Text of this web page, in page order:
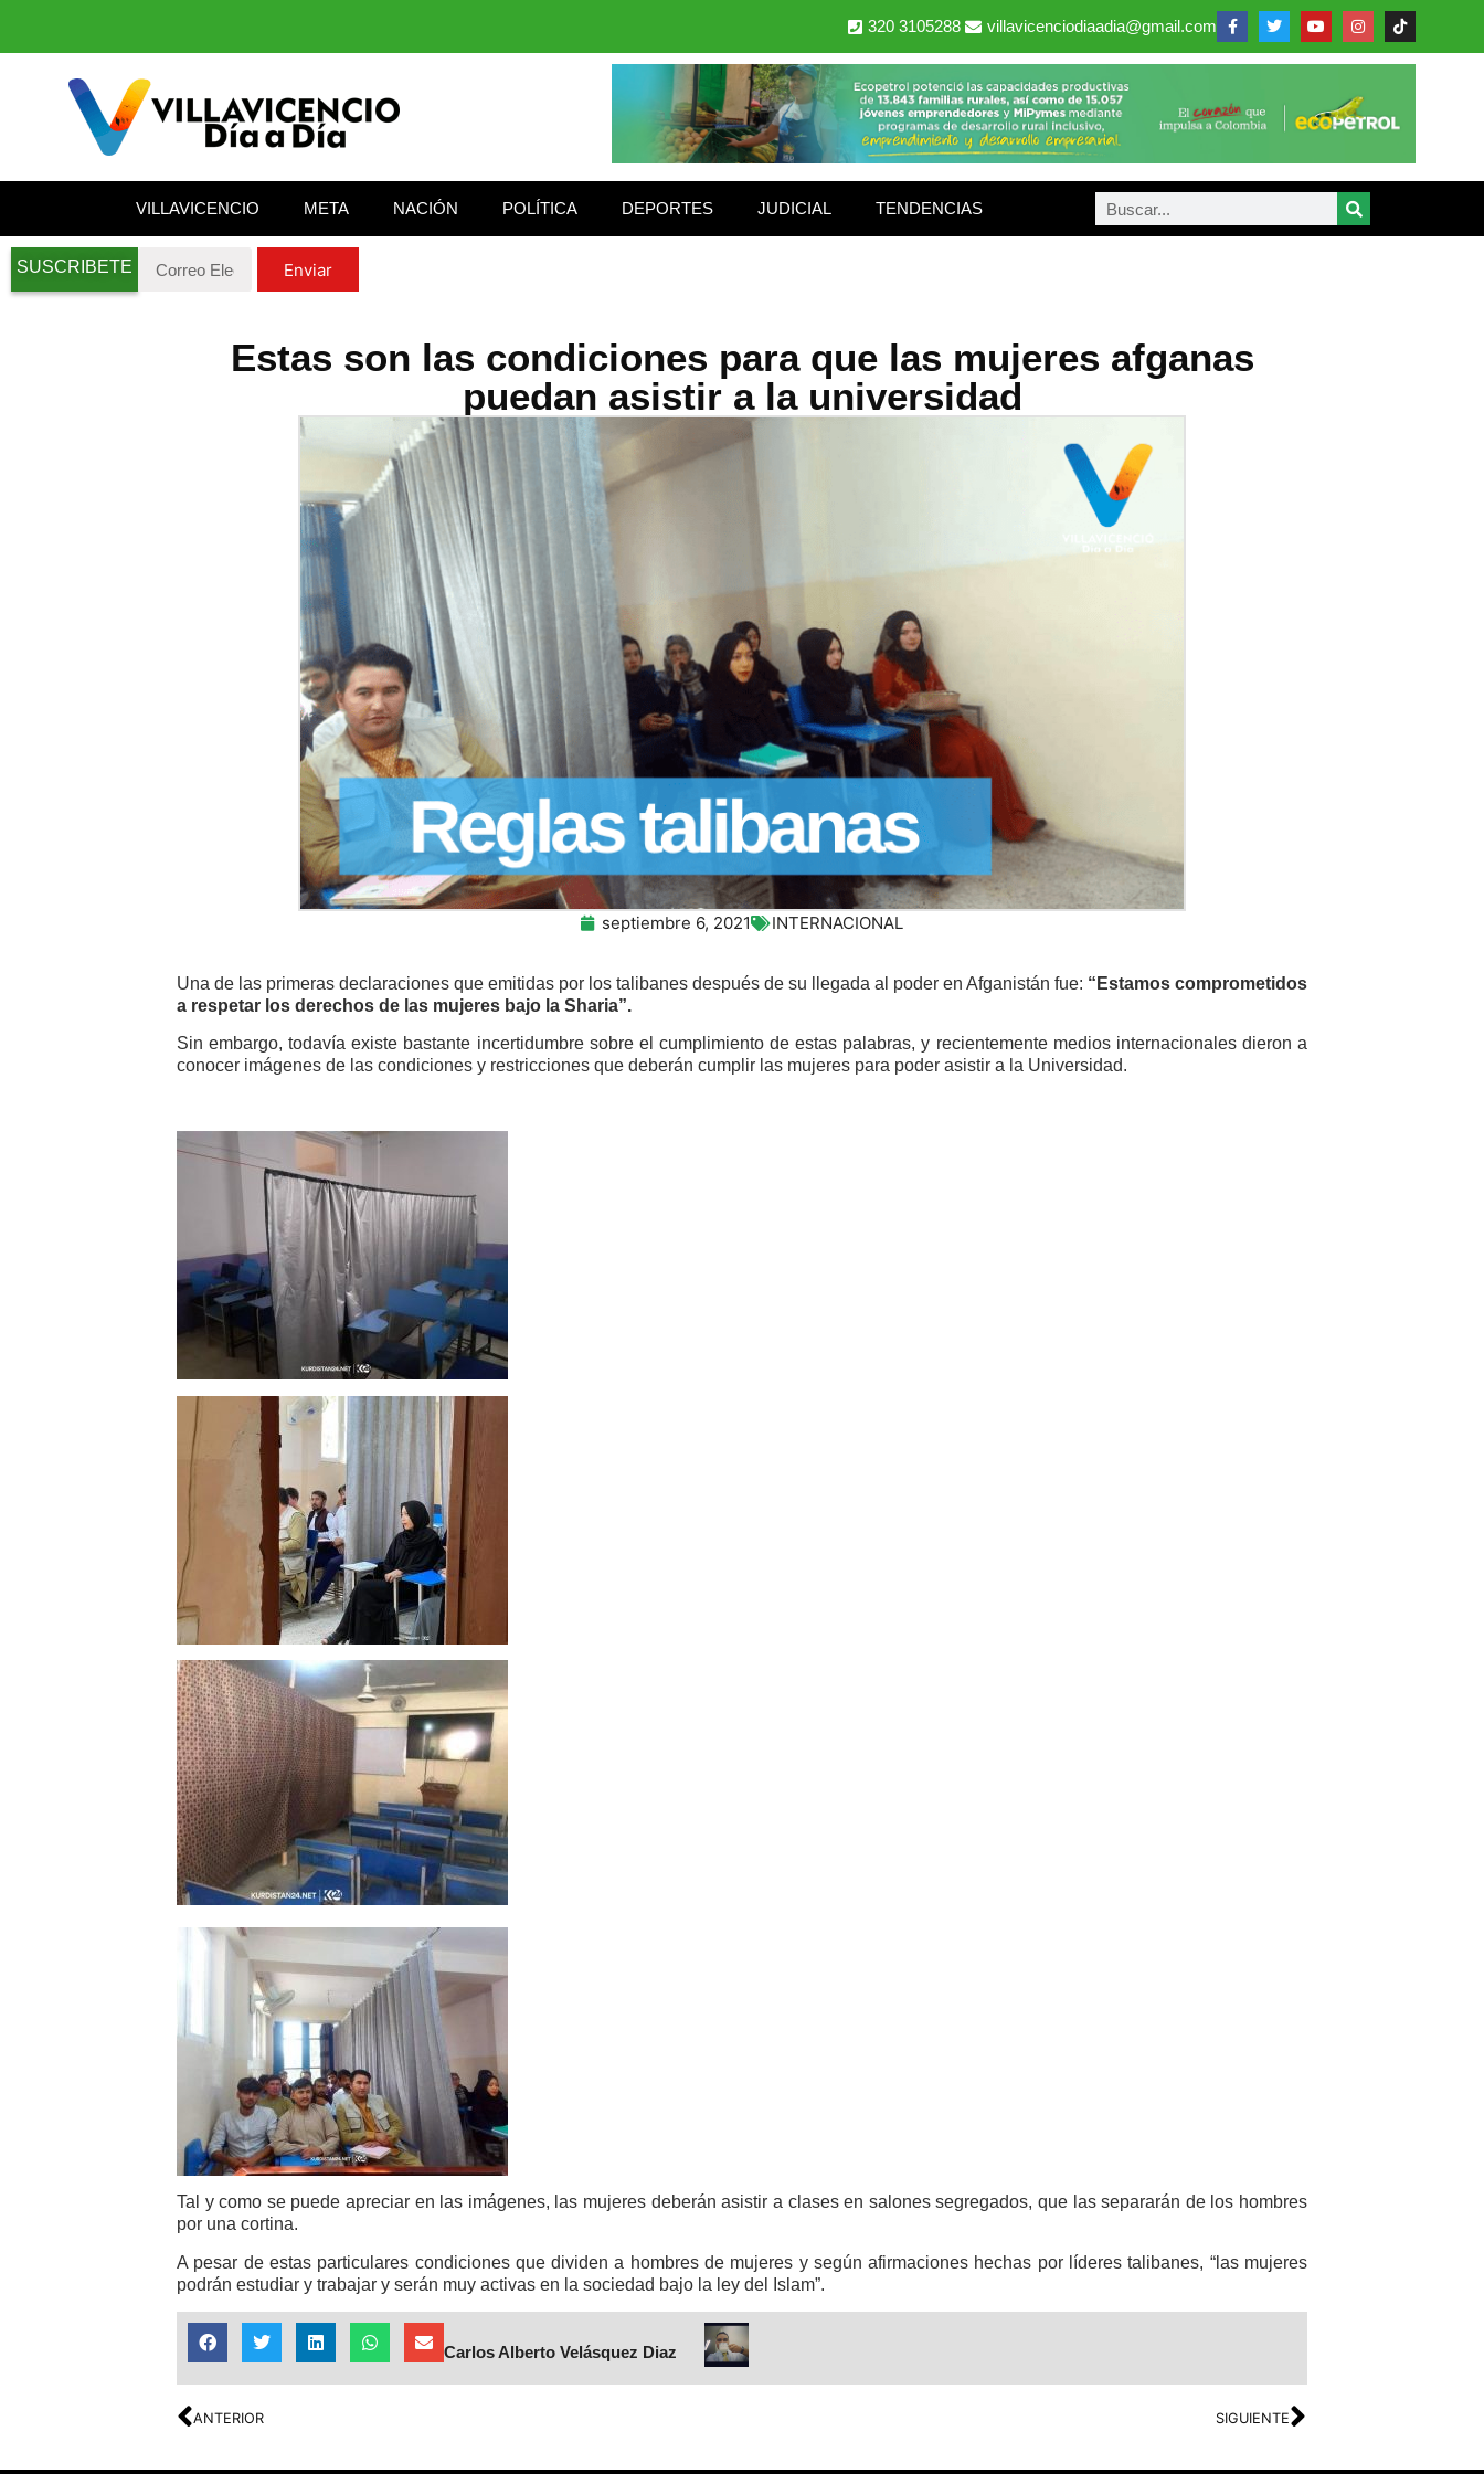
320 3105288 villavicenciodiaadia@gmail.com
VILLAVICENCIO META NACIÓN POLÍTICA DEPORTES JUDICIAL TENDENCIAS
SUSCRIBETE Enviar
Estas son las condiciones para que las mujeres afganas
puedan asistir a la universidad
septiembre 6, 2021 INTERNACIONAL
Una de las primeras declaraciones que emitidas por los talibanes después de su llegada al poder en Afganistán fue: “Estamos comprometidos
a respetar los derechos de las mujeres bajo la Sharia”.
Sin embargo, todavía existe bastante incertidumbre sobre el cumplimiento de estas palabras, y recientemente medios internacionales dieron a
conocer imágenes de las condiciones y restricciones que deberán cumplir las mujeres para poder asistir a la Universidad.
Tal y como se puede apreciar en las imágenes, las mujeres deberán asistir a clases en salones segregados, que las separarán de los hombres
por una cortina.
A pesar de estas particulares condiciones que dividen a hombres de mujeres y según afirmaciones hechas por líderes talibanes, “las mujeres
podrán estudiar y trabajar y serán muy activas en la sociedad bajo la ley del Islam”.
Carlos Alberto Velásquez Diaz
ANTERIOR SIGUIENTE